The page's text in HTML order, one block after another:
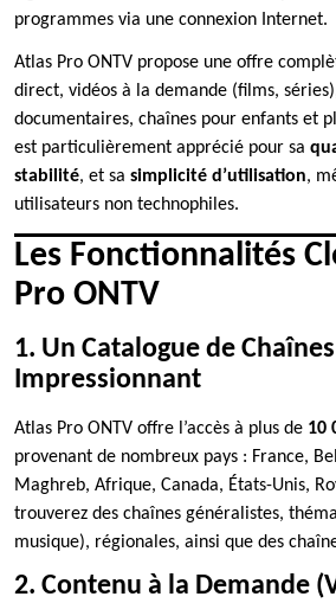
programmes via une connexion Internet.
Atlas Pro ONTV propose une offre
direct, vidéos à la demande (films,
documentaires, chaînes pour enfants et
est particulièrement apprécié pour sa
stabilité, et sa simplicité d’utilisation,
utilisateurs non technophiles.
Les Fonctionnalités
Pro ONTV
1. Un Catalogue de Chaînes
Impressionnant
Atlas Pro ONTV offre l’accès à plus de 10
provenant de nombreux pays : France,
Maghreb, Afrique, Canada, États-Unis,
trouverez des chaînes généralistes,
musique), régionales, ainsi que des
2. Contenu à la Demande